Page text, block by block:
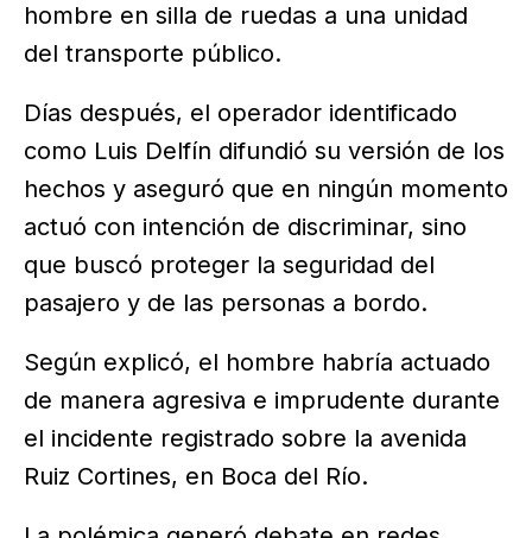
hombre en silla de ruedas a una unidad
del transporte público.
Días después, el operador identificado
como Luis Delfín difundió su versión de los
hechos y aseguró que en ningún momento
actuó con intención de discriminar, sino
que buscó proteger la seguridad del
pasajero y de las personas a bordo.
Según explicó, el hombre habría actuado
de manera agresiva e imprudente durante
el incidente registrado sobre la avenida
Ruiz Cortines, en Boca del Río.